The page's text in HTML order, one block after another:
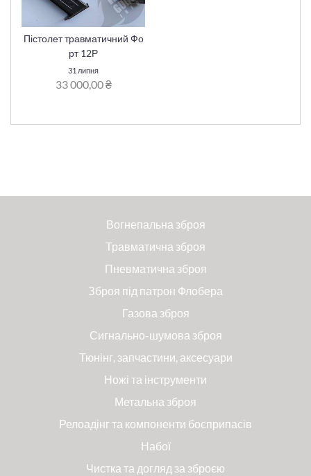
Пістолет травматичний Фо
рт 12Р
31 липня
33 000,00 ₴
Вогнепальна зброя
Травматична зброя
Пневматична зброя
Зброя під патрон Флобера
Газова зброя
Сигнально-шумова зброя
Тюнінг, запчастини, аксесуари
Ножі та інструменти
Метальна зброя
Релоадінг та компоненти боєприпасів
Набої
Чистка та догляд за зброєю